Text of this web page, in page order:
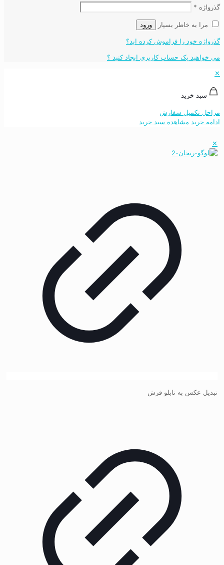
گذرواژه *
مرا به خاطر بسپار ورود
گذرواژه خود را فراموش کرده اید؟
می خواهید یک حساب کاربری ایجاد کنید ؟
✕
سبد خرید
مراحل تکمیل سفارش
ادامه خرید مشاهده سبد خرید
✕
تبدیل عکس به تابلو فرش